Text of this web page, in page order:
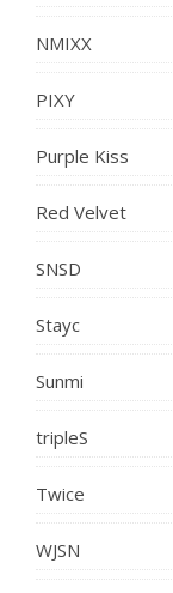
NMIXX
PIXY
Purple Kiss
Red Velvet
SNSD
Stayc
Sunmi
tripleS
Twice
WJSN